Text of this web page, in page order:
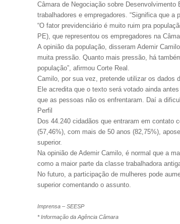
Câmara de Negociação sobre
trabalhadores e empregadores. “Significa que a
“O fator previdenciário é muito ruim pra
PE), que representou os empregadores na
A opinião da população, disseram Ademir
muita pressão. Quanto mais pressão, há
população”, afirmou Corte Real.
Camilo, por sua vez, pretende utilizar os dados
Ele acredita que o texto será votado ainda
que as pessoas não os enfrentaram. Daí a
Perfil
Dos 44.240 cidadãos que entraram em contato
(57,46%), com mais de 50 anos (82,75%),
superior.
Na opinião de Ademir Camilo, é normal que a
como a maior parte da classe trabalhadora
No futuro, a participação de mulheres pode
superior comentando o assunto.
Imprensa – SEESP
* Informação da Agência Câmara